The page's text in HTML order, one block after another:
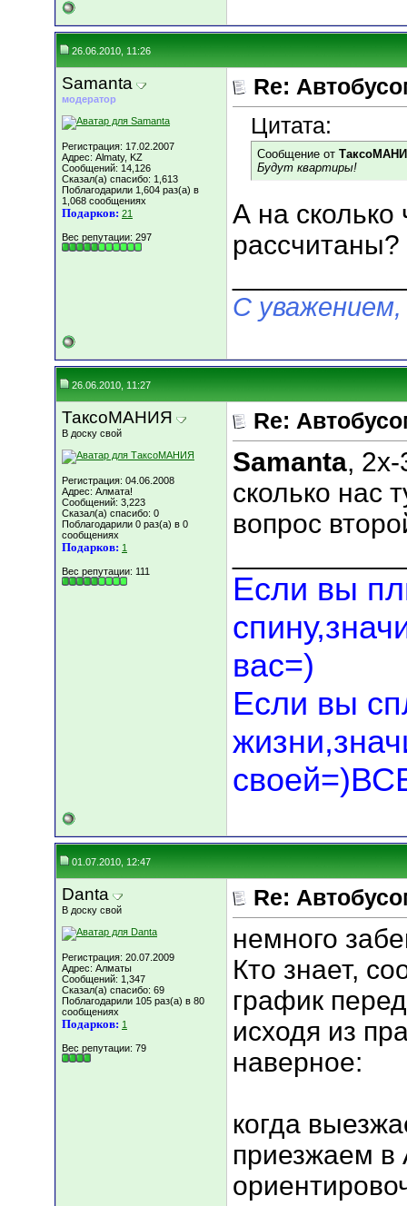
26.06.2010, 11:26
Samanta
модератор
Регистрация: 17.02.2007
Адрес: Almaty, KZ
Сообщений: 14,126
Сказал(а) спасибо: 1,613
Поблагодарили 1,604 раз(а) в
1,068 сообщениях
Подарков: 21
Вес репутации: 297
Re:
Цитата:
Сообщение от
Будут квартиры!
А на сколько
рассчитаны?
С
26.06.2010, 11:27
ТаксоМАНИЯ
В доску свой
Регистрация: 04.06.2008
Адрес: Алмата!
Сообщений: 3,223
Сказал(а) спасибо: 0
Поблагодарили 0 раз(а) в 0
сообщениях
Подарков: 1
Вес репутации: 111
Re:
Samanta,
сколько нас
вопрос
Если вы
вас=)
Если вы
01.07.2010, 12:47
Danta
В доску свой
Регистрация: 20.07.2009
Адрес: Алматы
Сообщений: 1,347
Сказал(а) спасибо: 69
Поблагодарили 105 раз(а) в 80
сообщениях
Подарков: 1
Вес репутации: 79
Re:
немного
Кто знает,
график
исходя из
наверное:
когда
приезжаем в